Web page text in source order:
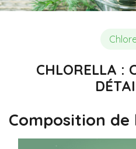
CHLORELLA :
Composition de